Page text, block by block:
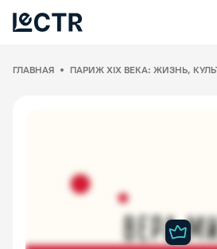
ГЛАВНАЯ ПАРИЖ XIX ВЕКА: ЖИЗНЬ,